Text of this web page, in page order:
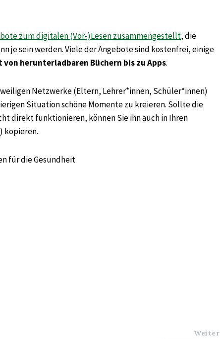
zum digitalen (Vor-)Lesen zusammengestellt, die
je sein werden. Viele der Angebote sind kostenfrei, einige
von herunterladbaren Büchern bis zu Apps.
Netzwerke (Eltern, Lehrer*innen, Schüler*innen)
Situation schöne Momente zu kreieren. Sollte die
direkt funktionieren, können Sie ihn auch in Ihren
kopieren.
für die Gesundheit
Weiter